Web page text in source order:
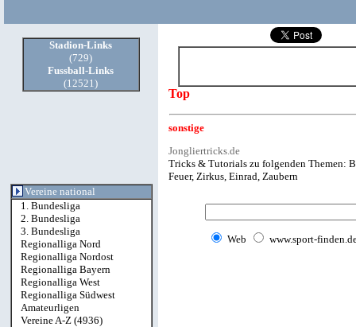
Stadion-Links
(729)
Fussball-Links
(12521)
Vereine national
1. Bundesliga
2. Bundesliga
3. Bundesliga
Regionalliga Nord
Regionalliga Nordost
Regionalliga Bayern
Regionalliga West
Regionalliga Südwest
Amateurligen
Vereine A-Z(4936)
Top
sonstige
Jongliertricks.de
Tricks & Tutorials zu folgenden Themen:
Feuer, Zirkus, Einrad, Zaubern
Web www.sport-